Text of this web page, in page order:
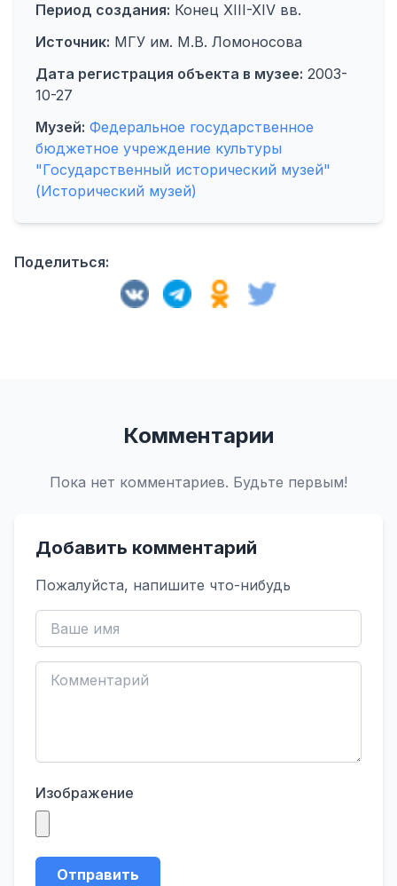
Период создания: Конец XIII-XIV вв.
Источник: МГУ им. М.В. Ломоносова
Дата регистрация объекта в музее: 2003-
10-27
Музей: Федеральное государственное
бюджетное учреждение культуры
"Государственный исторический музей"
(Исторический музей)
Поделиться:
Комментарии
Пока нет комментариев. Будьте первым!
Добавить комментарий
Пожалуйста, напишите что-нибудь
Изображение
Отправить